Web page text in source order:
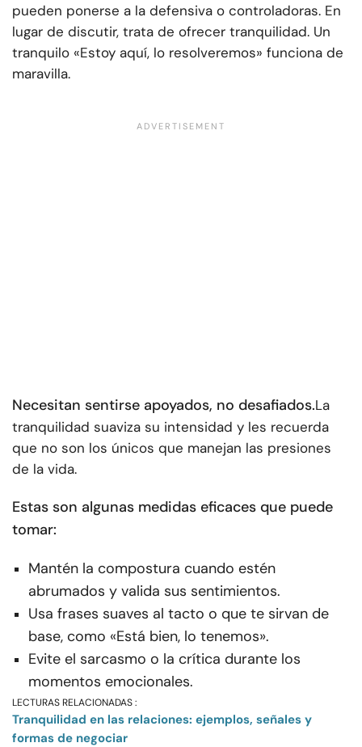
pueden ponerse a la defensiva o controladoras. En
lugar de discutir, trata de ofrecer tranquilidad. Un
tranquilo «Estoy aquí, lo resolveremos» funciona de
maravilla.
Necesitan sentirse apoyados, no desafiados.La
tranquilidad suaviza su intensidad y les recuerda
que no son los únicos que manejan las presiones
de la vida.
Estas son algunas medidas eficaces que puede
tomar:
Mantén la compostura cuando estén
abrumados y valida sus sentimientos.
Usa frases suaves al tacto o que te sirvan de
base, como «Está bien, lo tenemos».
Evite el sarcasmo o la crítica durante los
momentos emocionales.
LECTURAS RELACIONADAS :
Tranquilidad en las relaciones: ejemplos, señales y
formas de negociar